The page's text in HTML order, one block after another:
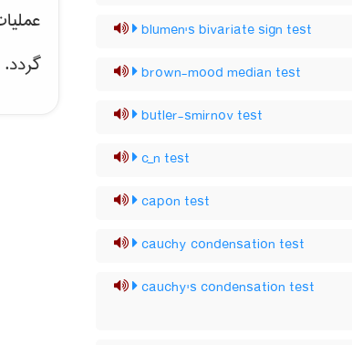
blumen's bivariate sign test
brown-mood median test
butler-smirnov test
c_n test
capon test
cauchy condensation test
cauchy's condensation test
گردد.